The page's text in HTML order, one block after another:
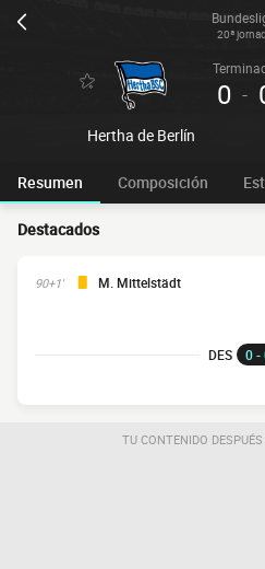
20ª
Hertha de Berlín
0 -
Resumen Composición
Destacados
90+1' M. Mittelstädt
DES 0 -
TU CONTENIDO